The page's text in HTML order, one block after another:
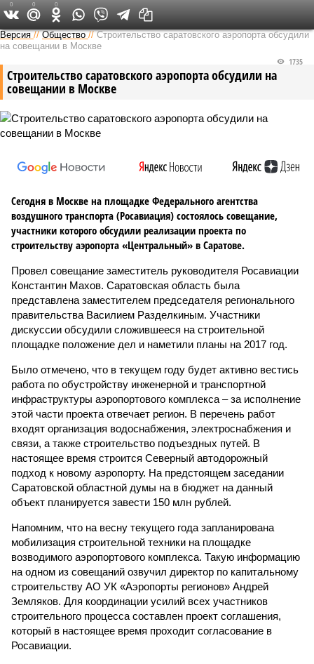
Версия в Саратове
Версия //Общество //Строительство саратовского аэропорта обсудили
на совещании в Москве
Строительство саратовского аэропорта обсудили на
совещании в Москве
1735
Сегодня в Москве на площадке Федерального агентства
воздушного транспорта (Росавиация) состоялось совещание,
участники которого обсудили реализации проекта по
строительству аэропорта «Центральный» в Саратове.
Провел совещание заместитель руководителя Росавиации
Константин Махов. Саратовская область была
представлена заместителем председателя регионального
правительства Василием Разделкиным. Участники
дискуссии обсудили сложившееся на строительной
площадке положение дел и наметили планы на 2017 год.
Было отмечено, что в текущем году будет активно вестись
работа по обустройству инженерной и транспортной
инфраструктуры аэропортового комплекса – за исполнение
этой части проекта отвечает регион. В перечень работ
входят организация водоснабжения, электроснабжения и
связи, а также строительство подъездных путей. В
настоящее время строится Северный автодорожный
подход к новому аэропорту. На предстоящем заседании
Саратовской областной думы на в бюджет на данный
объект планируется завести 150 млн рублей.
Напомним, что на весну текущего года запланирована
мобилизация строительной техники на площадке
возводимого аэропортового комплекса. Такую информацию
на одном из совещаний озвучил директор по капитальному
строительству АО УК «Аэропорты регионов» Андрей
Земляков. Для координации усилий всех участников
строительного процесса составлен проект соглашения,
который в настоящее время проходит согласование в
Росавиации.
0 0 0